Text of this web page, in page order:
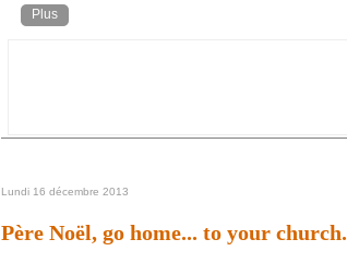
Plus
Lundi 16 décembre 2013
Père Noël, go home... to your church.